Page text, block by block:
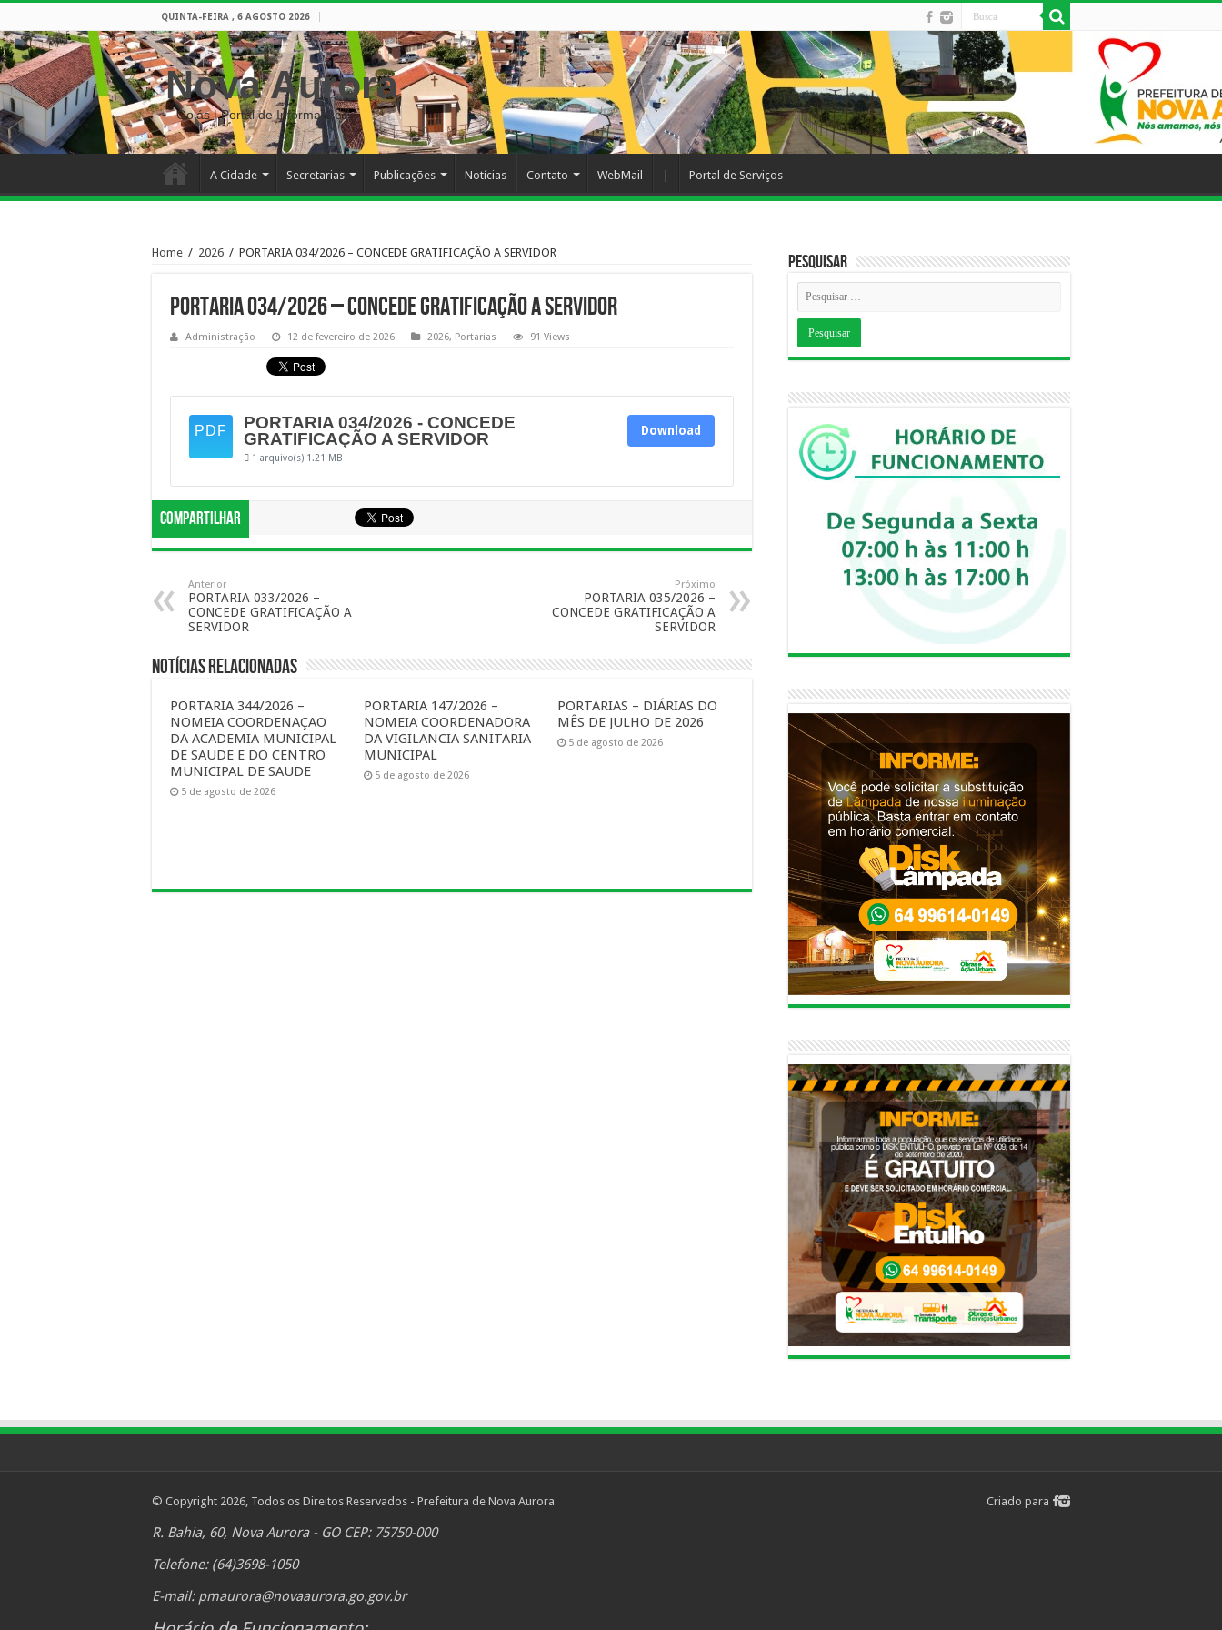
QUINTA-FEIRA , 6 AGOSTO 2026
Nova Aurora
– Goiás | Portal de Informações
A Cidade Secretarias Publicações Notícias Contato WebMail Portal de Serviços
Home / 2026 / PORTARIA 034/2026 – CONCEDE GRATIFICAÇÃO A SERVIDOR
PORTARIA 034/2026 – CONCEDE GRATIFICAÇÃO A SERVIDOR
Administração 12 de fevereiro de 2026 2026, Portarias 91 Views
PORTARIA 034/2026 - CONCEDE
GRATIFICAÇÃO A SERVIDOR
1 arquivo(s) 1.21 MB
Download
Compartilhar
Anterior
PORTARIA 033/2026 –
CONCEDE GRATIFICAÇÃO A
SERVIDOR
Próximo
PORTARIA 035/2026 –
CONCEDE GRATIFICAÇÃO A
SERVIDOR
Notícias Relacionadas
PORTARIA 344/2026 –
NOMEIA COORDENAÇAO
DA ACADEMIA MUNICIPAL
DE SAUDE E DO CENTRO
MUNICIPAL DE SAUDE
5 de agosto de 2026
PORTARIA 147/2026 –
NOMEIA COORDENADORA
DA VIGILANCIA SANITARIA
MUNICIPAL
5 de agosto de 2026
PORTARIAS – DIÁRIAS DO
MÊS DE JULHO DE 2026
5 de agosto de 2026
Pesquisar
Criado para
© Copyright 2026, Todos os Direitos Reservados - Prefeitura de Nova Aurora
R. Bahia, 60, Nova Aurora - GO CEP: 75750-000
Telefone: (64)3698-1050
E-mail: pmaurora@novaaurora.go.gov.br